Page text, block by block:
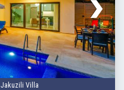
4 Kişi Beğen
Jakuzili Villa